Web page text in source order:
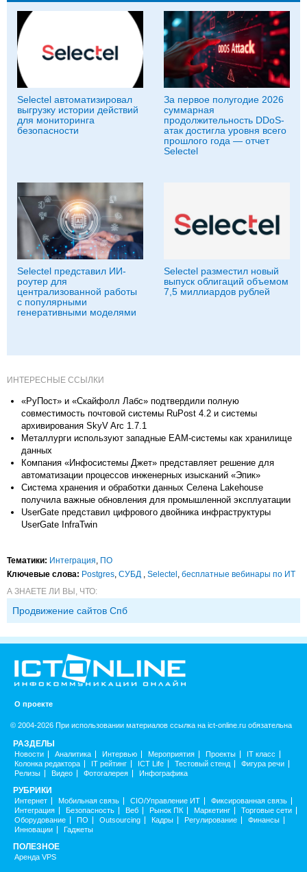
Selectel автоматизировал
выгрузку истории действий
для мониторинга
безопасности
За первое полугодие 2026
суммарная
продолжительность DDoS-
атак достигла уровня всего
прошлого года — отчет
Selectel
Selectel представил ИИ-
роутер для
централизованной работы
с популярными
генеративными моделями
Selectel разместил новый
выпуск облигаций объемом
7,5 миллиардов рублей
ИНТЕРЕСНЫЕ ССЫЛКИ
«РуПост» и «Скайфолл Лабс» подтвердили полную
совместимость почтовой системы RuPost 4.2 и системы
архивирования SkyV Arc 1.7.1
Металлурги используют западные EAM-системы как хранилище
данных
Компания «Инфосистемы Джет» представляет решение для
автоматизации процессов инженерных изысканий «Эпик»
Система хранения и обработки данных Селена Lakehouse
получила важные обновления для промышленной эксплуатации
UserGate представил цифрового двойника инфраструктуры
UserGate InfraTwin
Тематики: Интеграция ПО
Ключевые слова: Postgres СУБД Selectel бесплатные вебинары по ИТ
А ЗНАЕТЕ ЛИ ВЫ, ЧТО:
Продвижение сайтов Спб
О проекте
© 2004-2026 При использовании материалов ссылка на ict-online.ru обязательна
РАЗДЕЛЫ
Новости Аналитика Интервью Мероприятия Проекты
IT класс
Колонка редактора
IT рейтинг ICT Life Тестовый стенд
Фигура речи
Релизы
Видео Фотогалерея Инфографика
РУБРИКИ
Интернет Мобильная связь CIO/Управление ИТ
Фиксированная связь
Интеграция
Безопасность Веб Рынок ПК Маркетинг
Торговые сети
Оборудование
ПО Outsourcing Кадры Регулирование
Финансы
Инновации
Гаджеты
ПОЛЕЗНОЕ
Аренда VPS